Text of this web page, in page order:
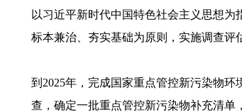
以习近平新时代中国特色社会主义思想
标本兼治、夯实基础为原则，实施调查评
到2025年，完成国家重点管控新污染物
查，确定一批重点管控新污染物补充清单